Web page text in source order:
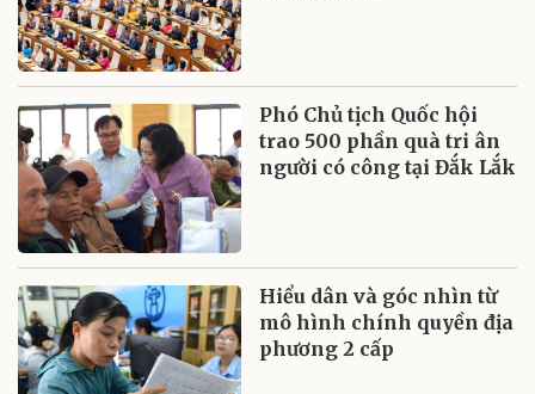
Phó Chủ tịch Quốc hội
trao 500 phần quà tri ân
người có công tại Đắk Lắk
Hiểu dân và góc nhìn từ
mô hình chính quyền địa
phương 2 cấp